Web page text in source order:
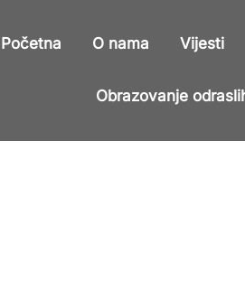
Početna O nama Vijesti
Obrazovanje